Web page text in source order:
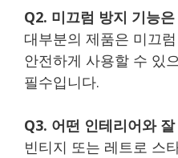
Q2. 미끄럼 방지 기능
대부분의 제품은 미끄
안전하게 사용할 수 있
필수입니다.
Q3. 어떤 인테리어와
빈티지 또는 레트로 스